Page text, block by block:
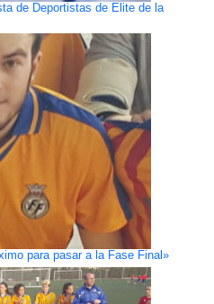
de Deportistas de Élite de la
para pasar a la Fase Final»